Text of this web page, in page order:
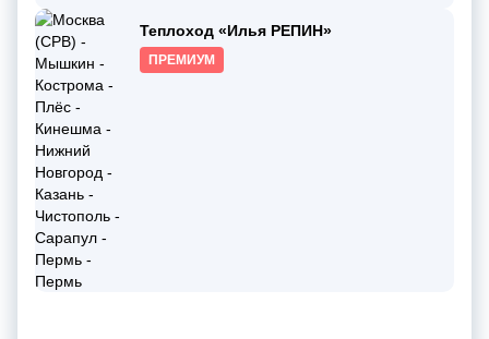
Теплоход «Илья РЕПИН»
ПРЕМИУМ